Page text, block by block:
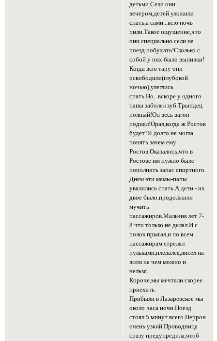
детьми.Сели они
вечером,детей уложили
спать,а сами...всю ночь
пили.Такое ощущение,что
они специально сели на
поезд побухать!Сколько с
собой у них было выпивки!
Когда всю тару они
освободили(глубокой
ночью),улеглись
спать.Но...вскоре у одного
папы заболел зуб.Трындец
полный!Он весь вагон
поднял!Орал,когда ж Ростов
будет?Я долго не могла
понять.зачем ему
Ростов.Оказалось,что в
Ростове им нужно было
пополнить запас спиртного.
Днем эти мамы-папы
увалились спать.А дети - их
двое было,продолжили
мучить
пассажиров.Мальчик лет 7-
8 что только не делал.И с
полок прыгал,и по всем
пассажирам стрелял
пульками,плевался,висел на
всем на чем можно и
нельзя...
Короче,мы мечтали скорее
приехать.
Прибыли в Лазаревское мы
около часа ночи.Поезд
стоял 5 минут всего.Перрон
очень узкий.Проводница
сразу предупредила,чтоб